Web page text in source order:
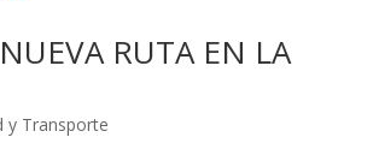
RUTA EN LA
y Transporte